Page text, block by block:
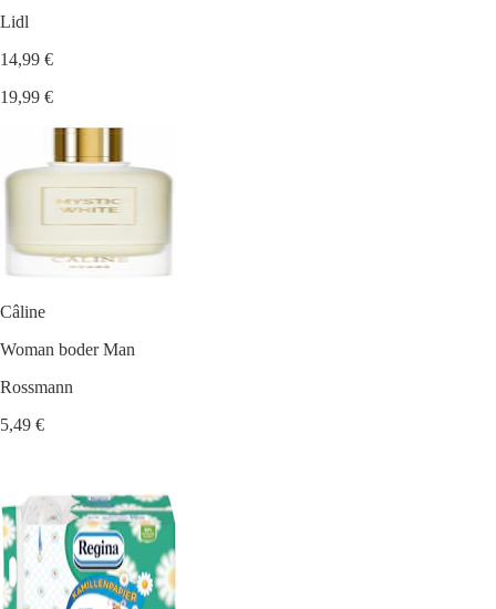
Lidl
14,99 €
19,99 €
Câline
Woman boder Man
Rossmann
5,49 €